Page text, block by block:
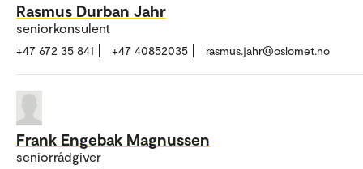
Rasmus Durban Jahr
seniorkonsulent
+47 672 35 841 +47 40852035 rasmus.jahr@oslomet.no
Frank Engebak Magnussen
seniorrådgiver